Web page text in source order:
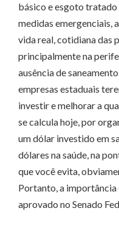
básico e esgoto tratado
medidas emergenciais,
vida real, cotidiana das
principalmente na
ausência de
empresas estaduais
investir e melhorar a
se calcula hoje, por
um dólar investido em
dólares na saúde, na
que você evita,
Portanto, a importância
aprovado no Senado